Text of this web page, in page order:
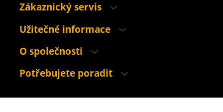
Zákaznický servis
Užitečné informace
O společnosti
Potřebujete poradit